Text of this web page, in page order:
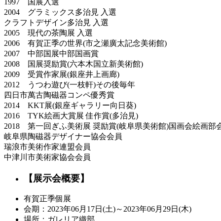
2004 グラミックス多治見 入選
クラフトデザイン多治見 入選
2005 現代の茶陶展 入選
2006 有賀正季の世界(市之瀬廣太記念美術館)
2007 中部国展中部国画賞
2008 国展奨励賞(六本木国立新美術館)
2009 受賞作家展(銀座井上画廊)
2012 うつわ遊び(一枝軒)その後毎年
四日市萬古陶磁器コンペ優秀賞
2014 KKT展(銀座ギャラリー向日葵)
2016 TYK絵画大賞展 佳作賞(多治見)
2018 第一回ぎふ美術展 奨励賞(岐阜県美術館)国画会絵画部
岐阜県陶磁器デザイナー協会会員
瑞浪市美術作家連盟会員
中津川市美術家協会会員
【展示会概要】
有賀正季個展
会期：2023年06月17日(土)～2023年06月29日(木)